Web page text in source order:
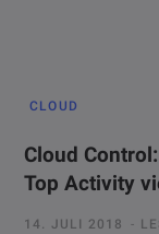
CLOUD
Cloud
Top Activity
14. JULI 2018